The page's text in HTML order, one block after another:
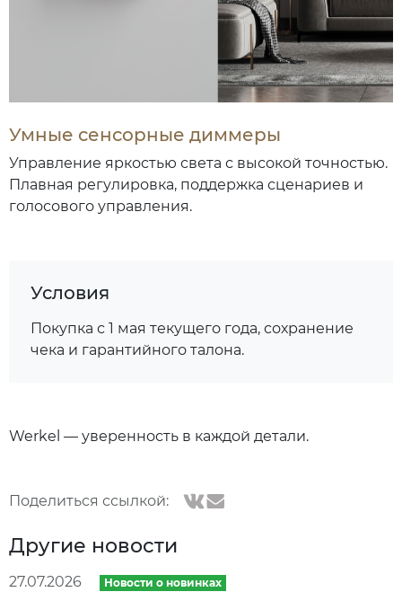
Умные сенсорные диммеры
Управление яркостью света с высокой точностью.
Плавная регулировка, поддержка сценариев и
голосового управления.
Условия
Покупка с 1 мая текущего года, сохранение
чека и гарантийного талона.
Werkel — уверенность в каждой детали.
Поделиться ссылкой:
Другие новости
27.07.2026 Новости о новинках